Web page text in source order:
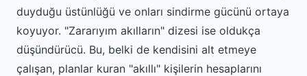
duyduğu üstünlüğü ve onları sindirme gücünü ortaya
koyuyor. "Zararıyım akılların" dizesi ise oldukça
düşündürücü. Bu, belki de kendisini alt etmeye
çalışan, planlar kuran "akıllı" kişilerin hesaplarını